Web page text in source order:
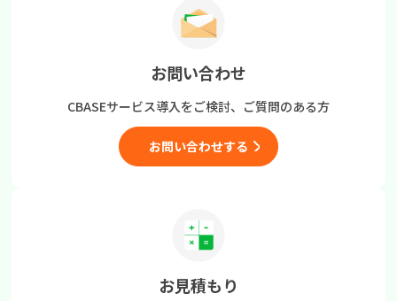
お問い合わせ
CBASEサービス導入をご検討、 ご質問のある方
お問い合わせする
お見積もり